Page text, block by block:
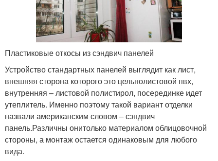
Пластиковые откосы из сэндвич панелей
Устройство стандартных панелей выглядит как лист,
внешняя сторона которого это цельнолистовой пвх,
внутренняя – листовой полистирол, посерединке идет
утеплитель. Именно поэтому такой вариант отделки
назвали американским словом – сэндвич
панель.Различны онитолько материалом облицовочной
стороны, а монтаж остается одинаковым для любого
вида.